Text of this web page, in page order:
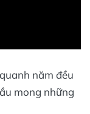
năm đều
mong những